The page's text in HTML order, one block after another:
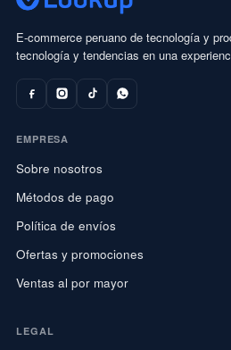
E-commerce peruano de tecnología y
tecnología y tendencias en una
EMPRESA
Sobre nosotros
Métodos de pago
Política de envíos
Ofertas y promociones
Ventas al por mayor
LEGAL